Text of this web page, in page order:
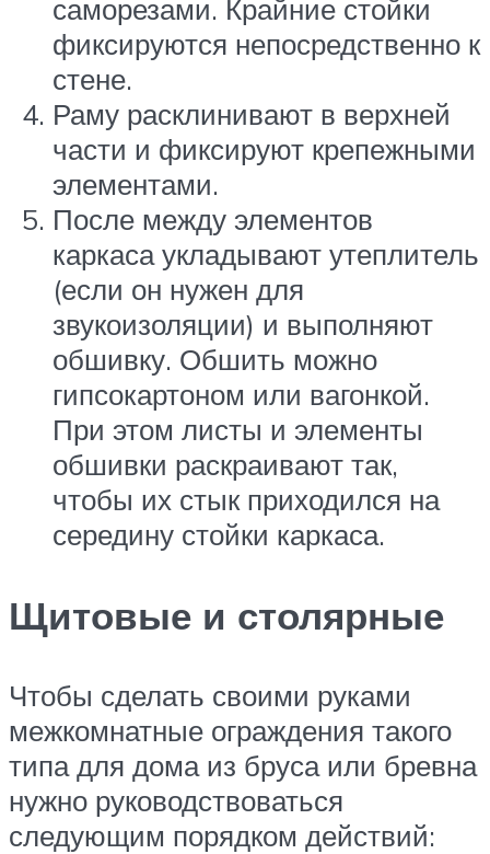
саморезами. Крайние стойки
фиксируются непосредственно к
стене.
Раму расклинивают в верхней
части и фиксируют крепежными
элементами.
После между элементов
каркаса укладывают утеплитель
(если он нужен для
звукоизоляции) и выполняют
обшивку. Обшить можно
гипсокартоном или вагонкой.
При этом листы и элементы
обшивки раскраивают так,
чтобы их стык приходился на
середину стойки каркаса.
Щитовые и столярные
Чтобы сделать своими руками
межкомнатные ограждения такого
типа для дома из бруса или бревна
нужно руководствоваться
следующим порядком действий: